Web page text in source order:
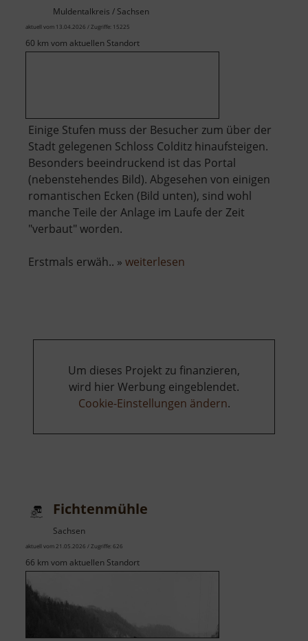
Muldentalkreis / Sachsen
aktuell vom 13.04.2026 / Zugriffe: 15225
60 km vom aktuellen Standort
Einige Stufen muss der Besucher zum über der
Stadt gelegenen Schloss Colditz hinaufsteigen.
Besonders beeindruckend ist das Portal
(nebenstehendes Bild). Abgesehen von einigen
romantischen Ecken (Bild unten), sind wohl
manche Teile der Anlage im Laufe der Zeit
"verbaut" worden.
Erstmals erwäh.. » weiterlesen
Um dieses Projekt zu finanzieren,
wird hier Werbung eingeblendet.
Cookie-Einstellungen ändern.
Fichtenmühle
Sachsen
aktuell vom 21.05.2026 / Zugriffe: 626
66 km vom aktuellen Standort